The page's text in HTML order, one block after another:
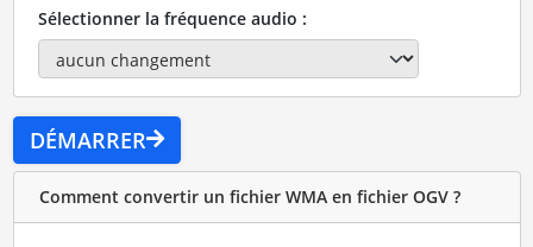
Sélectionner la fréquence audio :
DÉMARRER
Comment convertir un fichier WMA en fichier OGV ?